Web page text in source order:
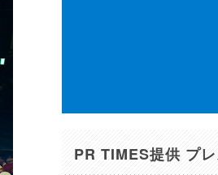
PR TIMES提供 プ